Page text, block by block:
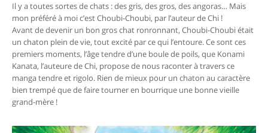
Il y a toutes sortes de chats : des gris, des gros, des angoras… Mais
mon préféré à moi c’est Choubi-Choubi, par l’auteur de Chi !
Avant de devenir un bon gros chat ronronnant, Choubi-Choubi était
un chaton plein de vie, tout excité par ce qui l’entoure. Ce sont ces
premiers moments, l’âge tendre d’une boule de poils, que Konami
Kanata, l’auteure de Chi, propose de nous raconter à travers ce
manga tendre et rigolo. Rien de mieux pour un chaton au caractère
bien trempé que de faire tourner en bourrique une bonne vieille
grand-mère !